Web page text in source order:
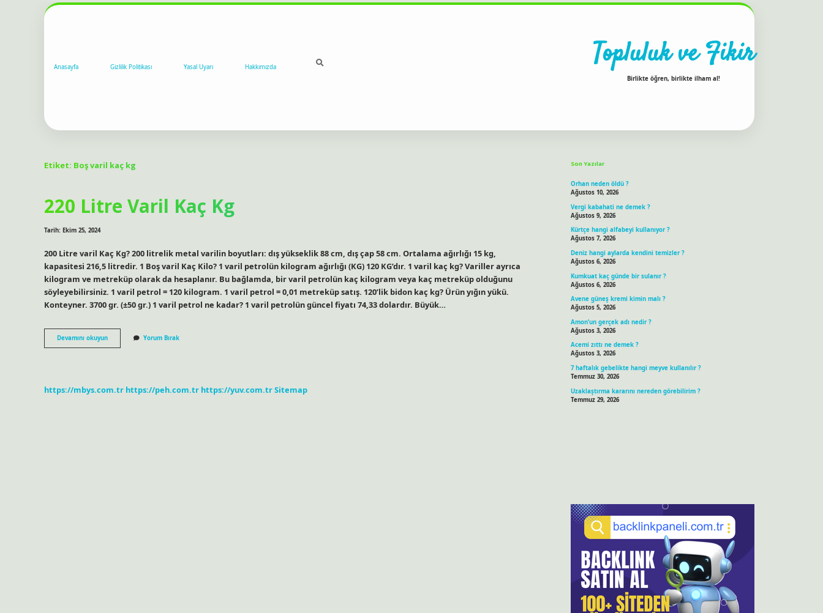
Anasayfa Gizlilik Politikası Yasal Uyarı Hakkımızda Topluluk ve Fikir
Birlikte öğren, birlikte ilham al!
Etiket: Boş varil kaç kg
220 Litre Varil Kaç Kg
Tarih: Ekim 25, 2024
200 Litre varil Kaç Kg? 200 litrelik metal varilin boyutları: dış yükseklik 88 cm, dış çap 58 cm. Ortalama ağırlığı 15 kg,
kapasitesi 216,5 litredir. 1 Boş varil Kaç Kilo? 1 varil petrolün kilogram ağırlığı (KG) 120 KG’dır. 1 varil kaç kg? Variller ayrıca
kilogram ve metreküp olarak da hesaplanır. Bu bağlamda, bir varil petrolün kaç kilogram veya kaç metreküp olduğunu
söyleyebilirsiniz. 1 varil petrol = 120 kilogram. 1 varil petrol = 0,01 metreküp satış. 120’lik bidon kaç kg? Ürün yığın yükü.
Konteyner. 3700 gr. (±50 gr.) 1 varil petrol ne kadar? 1 varil petrolün güncel fiyatı 74,33 dolardır. Büyük…
Devamını okuyun220
Litre
Yorum Bırak
https://mbys.com.tr https://peh.com.tr https://yuv.com.trSitemap
Son Yazılar
Orhan neden öldü ?
Ağustos 10, 2026
Vergi kabahati ne demek ?
Ağustos 9, 2026
Kürtçe hangi alfabeyi kullanıyor ?
Ağustos 7, 2026
Deniz hangi aylarda kendini temizler ?
Ağustos 6, 2026
Kumkuat kaç günde bir sulanır ?
Ağustos 6, 2026
Avene güneş kremi kimin malı ?
Ağustos 5, 2026
Amon’un gerçek adı nedir ?
Ağustos 3, 2026
Acemi zıttı ne demek ?
Ağustos 3, 2026
7 haftalık gebelikte hangi meyve kullanılır ?
Temmuz 30, 2026
Uzaklaştırma kararını nereden görebilirim ?
Temmuz 29, 2026